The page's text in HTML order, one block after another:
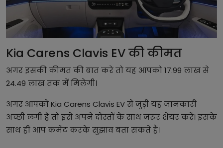
Kia Carens Clavis EV की कीमत
अगर इसकी कीमत की बात करे तो यह आपको 17.99 लाख से
24.49 लाख तक में मिलेगी।
अगर आपको Kia Carens Clavis EV से जुड़ी यह जानकारी
अच्छी लगी है तो इसे अपने दोस्तों के साथ जरूर शेयर करें। इसके
साथ ही आप कमेंट करके सुझाव बता सकते हैं।